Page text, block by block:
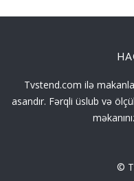
Tvstend.com ilə
asandır. Fərqli üslub və
©